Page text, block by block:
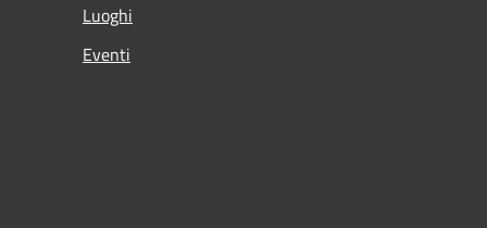
Luoghi
Eventi